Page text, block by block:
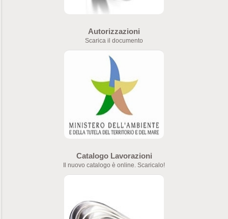
Autorizzazioni
Scarica il documento
Catalogo Lavorazioni
Il nuovo catalogo è online. Scaricalo!